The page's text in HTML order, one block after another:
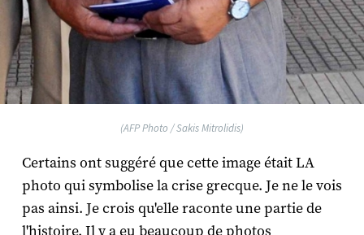
(AFP Photo / Sakis Mitrolidis)
Certains ont suggéré que cette image était LA
photo qui symbolise la crise grecque. Je ne le vois
pas ainsi. Je crois qu'elle raconte une partie de
l'histoire. Il y a eu beaucoup de photos